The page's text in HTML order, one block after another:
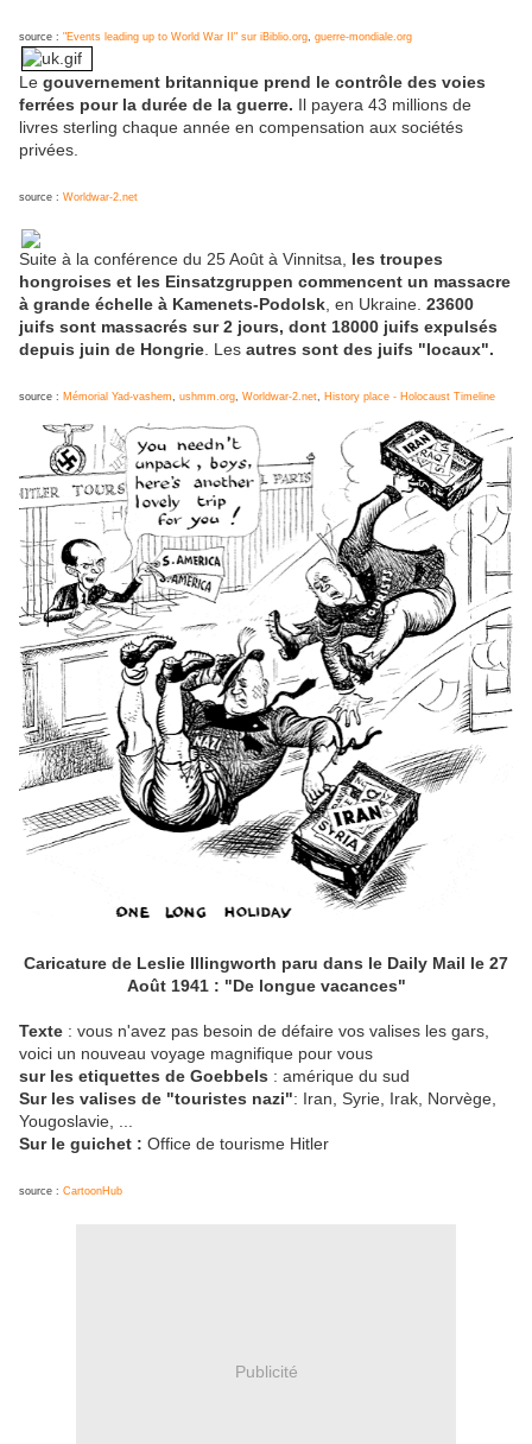
source : "Events leading up to World War II" sur iBiblio.org guerre-mondiale.org
Le gouvernement britannique prend le contrôle des voies
ferrées pour la durée de la guerre. Il payera 43 millions de
livres sterling chaque année en compensation aux sociétés
privées.
source : Worldwar-2.net
Suite à la conférence du 25 Août à Vinnitsa, les troupes
hongroises et les Einsatzgruppen commencent un massacre
à grande échelle à Kamenets-Podolsk , en Ukraine. 23600
juifs sont massacrés sur 2 jours, dont 18000 juifs expulsés
depuis juin de Hongrie . Les autres sont des juifs "locaux".
source : Mémorial Yad-vashem ushmm.org Worldwar-2.net History place - Holocaust Timeline
Caricature de Leslie Illingworth paru dans le Daily Mail le 27
Août 1941 : "De longue vacances"
Texte : vous n'avez pas besoin de défaire vos valises les gars,
voici un nouveau voyage magnifique pour vous
sur les etiquettes de Goebbels : amérique du sud
Sur les valises de "touristes nazi": Iran, Syrie, Irak, Norvège,
Yougoslavie, ...
Sur le guichet : Office de tourisme Hitler
source : CartoonHub
Publicité